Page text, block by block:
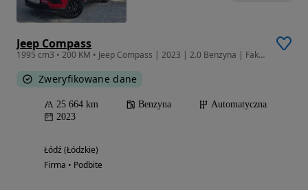
Jeep Compass
1995 cm3 • 200 KM • Jeep Compass | 2023 | 2.0 Benzyna | Faktura VAT 23%
Zweryfikowane dane
25 664 km Benzyna
Automatyczna
2023
Łódź (Łódzkie)
Firma • Podbite